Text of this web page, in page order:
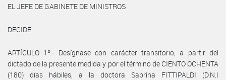
EL JEFE DE GABINETE DE MINISTROS
DECIDE:
ARTÍCULO 1º.- Desígnase con carácter transitorio, a partir del
dictado de la presente medida y por el término de CIENTO OCHENTA
(180) días hábiles, a la doctora Sabrina FITTIPALDI (D.N.I